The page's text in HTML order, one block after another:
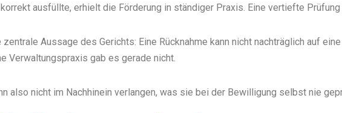
ausfüllte, erhielt die Förderung in ständiger Praxis. Eine vertiefte
Aussage des Gerichts: Eine Rücknahme kann nicht nachträglich auf
Verwaltungspraxis gab es gerade nicht.
also nicht im Nachhinein verlangen, was sie bei der Bewilligung selbst nie